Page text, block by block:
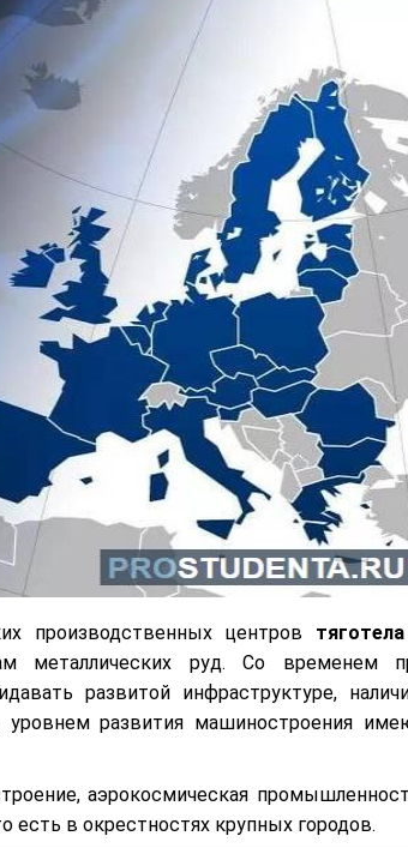
производственных центров
металлических руд. Со временем
развитой инфраструктуре,
развития машиностроения
аэрокосмическая
есть в окрестностях крупных городов.